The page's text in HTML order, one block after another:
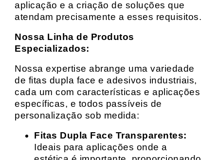
aplicação e a criação de soluções que
atendam precisamente a esses requisitos.
Nossa Linha de Produtos
Especializados:
Nossa expertise abrange uma variedade
de fitas dupla face e adesivos industriais,
cada um com características e aplicações
específicas, e todos passíveis de
personalização sob medida:
Fitas Dupla Face Transparentes:
Ideais para aplicações onde a